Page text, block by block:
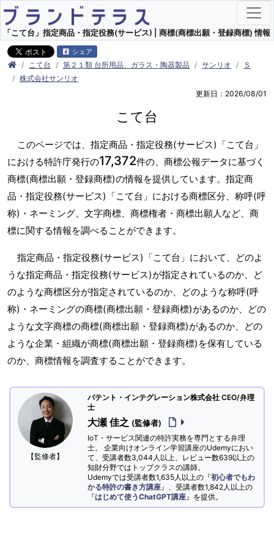
「こて台」指定商品・指定役務(サービス) | 商標(商標出願・登録商標) 情報
シェア
こて台 第２１類 台所用品、ガラス・陶器製品 サンリオ
Ｓ
株式会社サンリオ
更新日：2026/08/01
こて台
このページでは、指定商品・指定役務(サービス)「こて台」
における特許庁発行の17,372件の、商標公報データに基づく
商標(商標出願・登録商標)の情報を提供しています。指定商
品・指定役務(サービス)「こて台」における商標区分、称呼(呼
称)・ネーミング、文字商標、商標権者・商標出願人など、商
標に関する情報を調べることができます。
指定商品・指定役務(サービス)「こて台」において、どのよ
うな指定商品・指定役務(サービス)が指定されているのか、ど
のような商標区分が指定されているのか、どのような称呼(呼
称)・ネーミングの商標(商標出願・登録商標)があるのか、どの
ような文字商標の商標(商標出願・登録商標)があるのか、どの
ような企業・組織が商標(商標出願・登録商標)を保有している
のか、商標情報を調査することができます。
【監修者】
パテント・インテグレーション株式会社 CEO/弁理
士
大瀬 佳之 (監修者)
IoT・サービス関連の特許実務を専門とする弁理
士。 企業向けオンライン学習講座のUdemyにおい
て、受講者数3,044人以上、レビュー数639以上の
知財分野ではトップクラスの講師。
Udemyでは受講者数1,635人以上の『初心者でもわ
かる特許の書き方講座 』、受講者数1,842人以上の
『はじめて使うChatGPT講座 』を提供。